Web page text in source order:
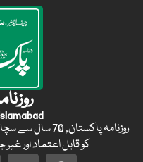
روزنامہ
کو قابل اعتماد اور غیر